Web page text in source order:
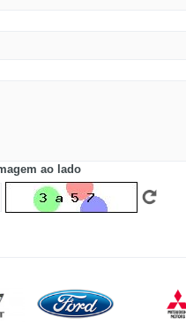
ao lado